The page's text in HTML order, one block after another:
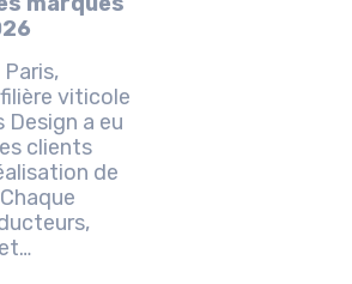
Paris,
viticole
a eu
clients
de